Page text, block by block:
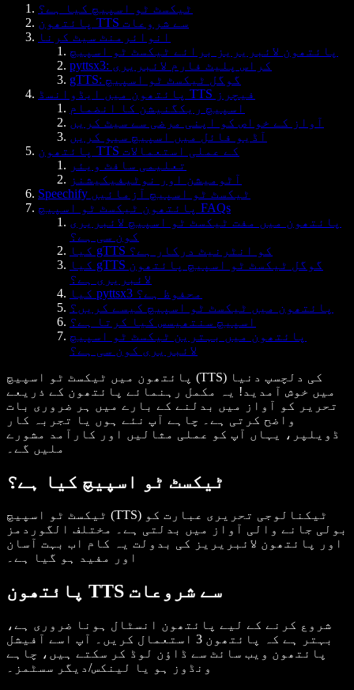
ٹیکسٹ ٹو اسپیچ کیا ہے؟
پائتھون TTS سے شروعات
انوائرمنٹ سیٹ کرنا
پائتھون لائبریریز برائے ٹیکسٹ ٹو اسپیچ
pyttsx3: کراس پلیٹ فارم لائبریری
gTTS: گوگل ٹیکسٹ ٹو اسپیچ
پائتھون میں ایڈوانسڈ TTS فیچرز
اسپیچ ریکگنیشن کا انضمام
آواز کے خواص کو اپنی مرضی سے سیٹ کریں
آڈیو فائل میں اسپیچ سیو کریں
پائتھون TTS کے عملی استعمالات
تعلیمی سافٹ ویئر
آٹومیشن اور نوٹیفیکیشنز
Speechify ٹیکسٹ ٹو اسپیچ آزمائیں
پائتھون ٹیکسٹ ٹو اسپیچ FAQs
پائتھون میں مفت ٹیکسٹ ٹو اسپیچ لائبریری
کون سی ہے؟
کیا gTTS کو انٹرنیٹ درکار ہے؟
کیا gTTS گوگل ٹیکسٹ ٹو اسپیچ پائتھون
لائبریری ہے؟
کیا pyttsx3 محفوظ ہے؟
پائتھون میں ٹیکسٹ ٹو اسپیچ کیسے کریں؟
اسپیچ سنتھیسس کیا کرتا ہے؟
پائتھون میں بہترین ٹیکسٹ ٹو اسپیچ
لائبریری کون سی ہے؟
پائتھون میں ٹیکسٹ ٹو اسپیچ (TTS) کی دلچسپ دنیا
میں خوش آمدید! یہ مکمل رہنمائے پائتھون کے ذریعے
تحریر کو آواز میں بدلنے کے بارے میں ہر ضروری بات
واضح کرتی ہے۔ چاہے آپ نئے ہوں یا تجربہ کار
ڈویلپر، یہاں آپ کو عملی مثالیں اور کارآمد مشورے
ملیں گے۔
ٹیکسٹ ٹو اسپیچ کیا ہے؟
ٹیکسٹ ٹو اسپیچ (TTS) ٹیکنالوجی تحریری عبارت کو
بولی جانے والی آواز میں بدلتی ہے۔ مختلف الگوردمز
اور پائتھون لائبریریز کی بدولت یہ کام اب بہت آسان
اور مفید ہو گیا ہے۔
پائتھون TTS سے شروعات
شروع کرنے کے لیے پائتھون انسٹال ہونا ضروری ہے،
بہتر ہے کہ پائتھون 3 استعمال کریں۔ آپ اسے آفیشل
پائتھون ویب سائٹ سے ڈاؤن لوڈ کر سکتے ہیں، چاہے
ونڈوز ہو یا لینکس/دیگر سسٹمز۔